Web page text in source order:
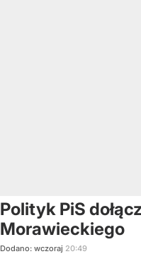
Polityk PiS
Morawieckiego
Dodano: wczoraj 20:49